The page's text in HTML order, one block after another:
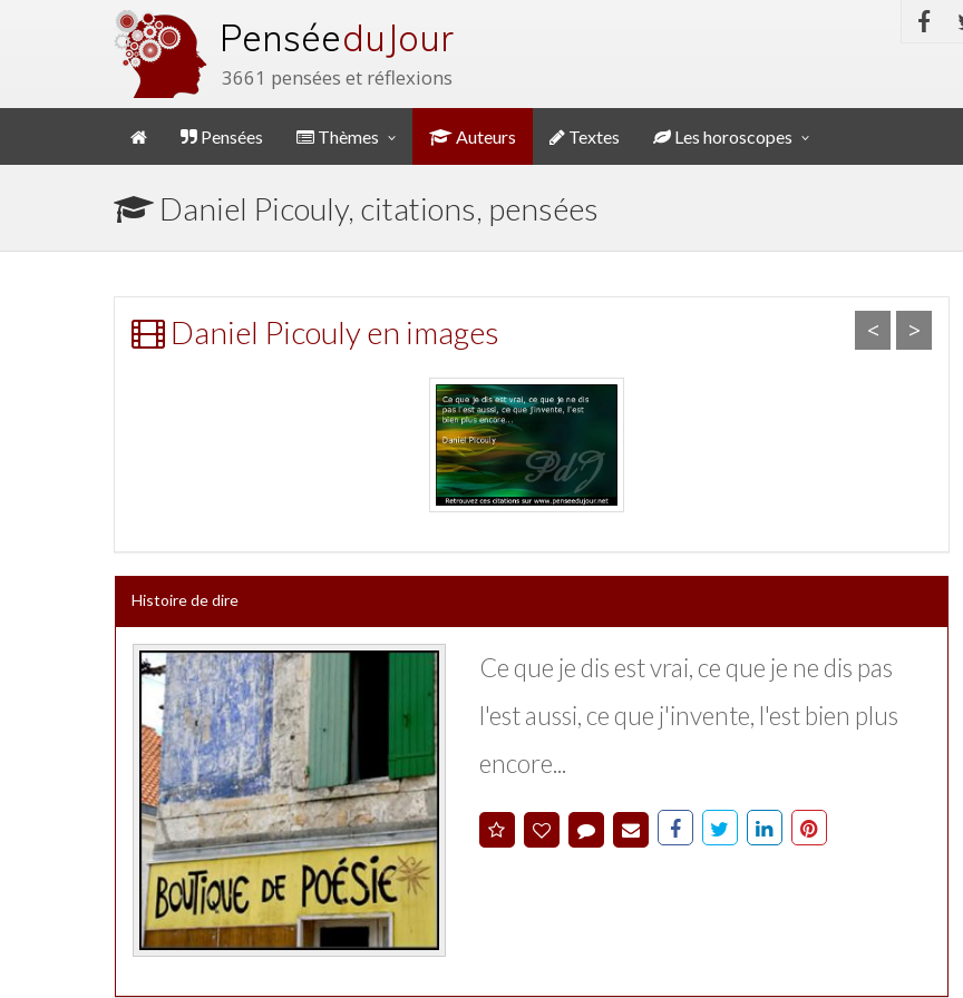
Penséedu Jour
3661 pensées et réflexions
Pensées Thèmes Auteurs Textes Les horoscopes
Daniel Picouly, citations, pensées
Daniel Picouly en images < >
Histoire de dire
Ce que je dis est vrai, ce que je ne dis pas
l'est aussi, ce que j'invente, l'est bien plus
encore...